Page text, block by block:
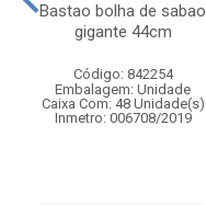
Bastao bolha de sabao
gigante 44cm
Código: 842254
Embalagem: Unidade
Caixa Com: 48 Unidade(s)
Inmetro: 006708/2019